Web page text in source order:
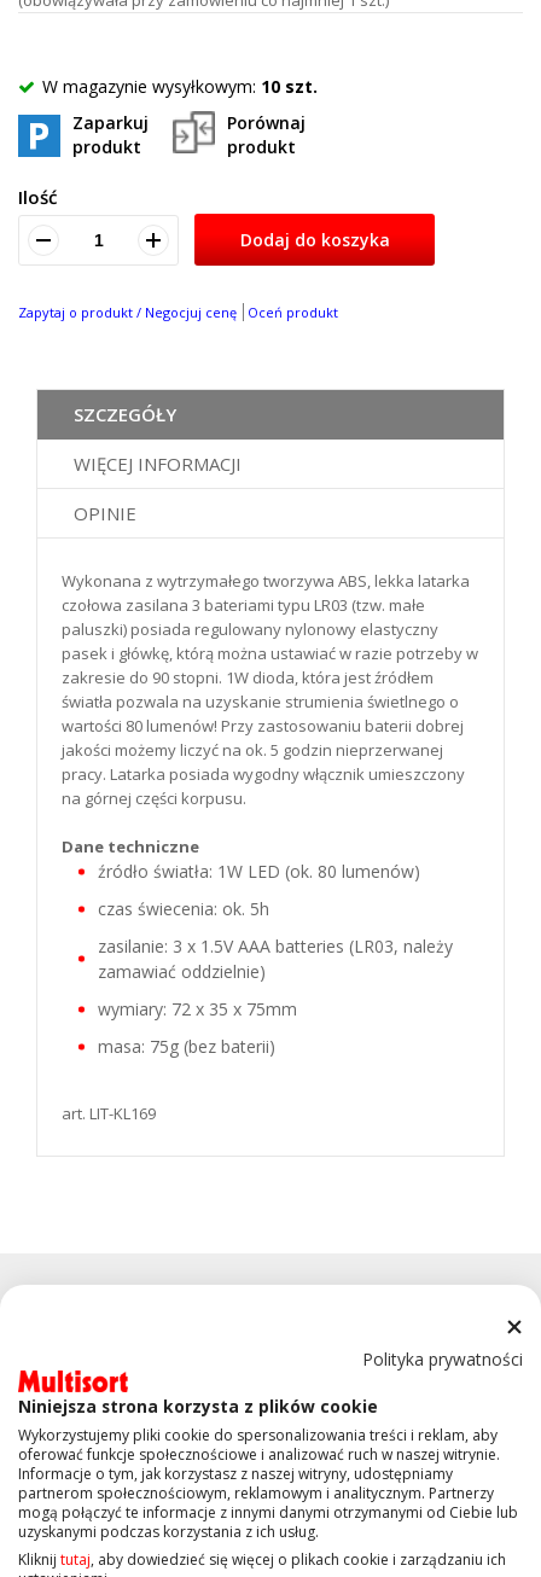
W magazynie wysyłkowym: 10 szt.
Zaparkuj
produkt
Porównaj
produkt
Ilość
Dodaj do koszyka
Zapytaj o produkt / Negocjuj cenę Oceń produkt
SZCZEGÓŁY
WIĘCEJ INFORMACJI
OPINIE
Wykonana z wytrzymałego tworzywa ABS, lekka latarka
czołowa zasilana 3 bateriami typu LR03 (tzw. małe
paluszki) posiada regulowany nylonowy elastyczny
pasek i główkę, którą można ustawiać w razie potrzeby w
zakresie do 90 stopni. 1W dioda, która jest źródłem
światła pozwala na uzyskanie strumienia świetlnego o
wartości 80 lumenów! Przy zastosowaniu baterii dobrej
jakości możemy liczyć na ok. 5 godzin nieprzerwanej
pracy. Latarka posiada wygodny włącznik umieszczony
na górnej części korpusu.
Dane techniczne
źródło światła: 1W LED (ok. 80 lumenów)
czas świecenia: ok. 5h
zasilanie: 3 x 1.5V AAA batteries (LR03, należy
zamawiać oddzielnie)
wymiary: 72 x 35 x 75mm
masa: 75g (bez baterii)
art. LIT-KL169
KONTAKT
OBSŁUGA KLIENTA
INFORMACJE
Polityka prywatności
Niniejsza strona korzysta z plików cookie
Wykorzystujemy pliki cookie do spersonalizowania treści i reklam, aby
oferować funkcje społecznościowe i analizować ruch w naszej witrynie.
Informacje o tym, jak korzystasz z naszej witryny, udostępniamy
partnerom społecznościowym, reklamowym i analitycznym. Partnerzy
mogą połączyć te informacje z innymi danymi otrzymanymi od Ciebie lub
uzyskanymi podczas korzystania z ich usług.
Kliknij tutaj, aby dowiedzieć się więcej o plikach cookie i zarządzaniu ich